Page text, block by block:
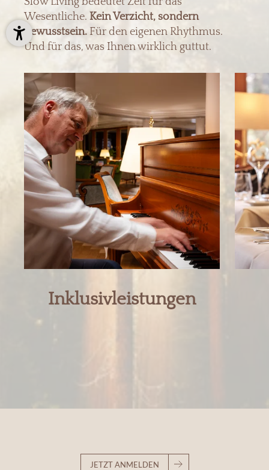
Wesentliche. Kein Verzicht, sondern
Bewusstsein. Für den eigenen Rhythmus.
Und für das, was Ihnen wirklich guttut.
Inklusivleistungen
JETZT ANMELDEN